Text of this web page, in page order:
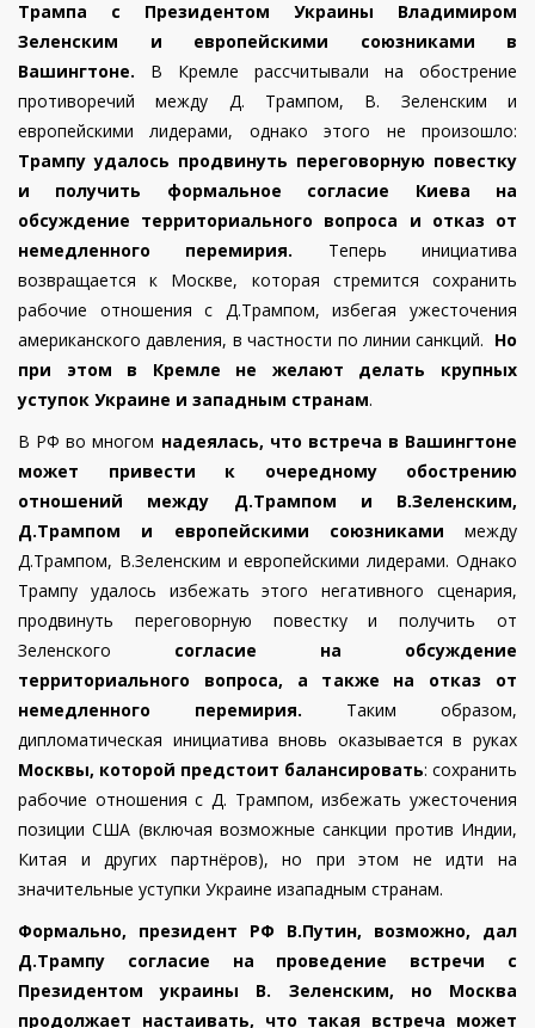
Трампа с Президентом Украины Владимиром
Зеленским и европейскими союзниками в
Вашингтоне. В Кремле рассчитывали на обострение
противоречий между Д. Трампом, В. Зеленским и
европейскими лидерами, однако этого не произошло:
Трампу удалось продвинуть переговорную повестку
и получить формальное согласие Киева на
обсуждение территориального вопроса и отказ от
немедленного перемирия. Теперь инициатива
возвращается к Москве, которая стремится сохранить
рабочие отношения с Д.Трампом, избегая ужесточения
американского давления, в частности по линии санкций. Но
при этом в Кремле не желают делать крупных
уступок Украине и западным странам.
В РФ во многом надеялась, что встреча в Вашингтоне
может привести к очередному обострению
отношений между Д.Трампом и В.Зеленским,
Д.Трампом и европейскими союзниками между
Д.Трампом, В.Зеленским и европейскими лидерами. Однако
Трампу удалось избежать этого негативного сценария,
продвинуть переговорную повестку и получить от
Зеленского согласие на обсуждение
территориального вопроса, а также на отказ от
немедленного перемирия. Таким образом,
дипломатическая инициатива вновь оказывается в руках
Москвы, которой предстоит балансировать: сохранить
рабочие отношения с Д. Трампом, избежать ужесточения
позиции США (включая возможные санкции против Индии,
Китая и других партнёров), но при этом не идти на
значительные уступки Украине изападным странам.
Формально, президент РФ В.Путин, возможно, дал
Д.Трампу согласие на проведение встречи с
Президентом украины В. Зеленским, но Москва
продолжает настаивать, что такая встреча может